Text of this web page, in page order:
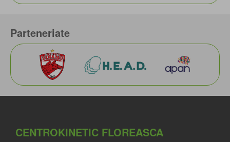
Parteneriate
CENTROKINETIC FLOREASCA